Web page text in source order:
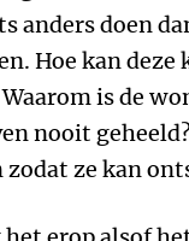
anders doen
Hoe kan
is de
nooit
ze kan